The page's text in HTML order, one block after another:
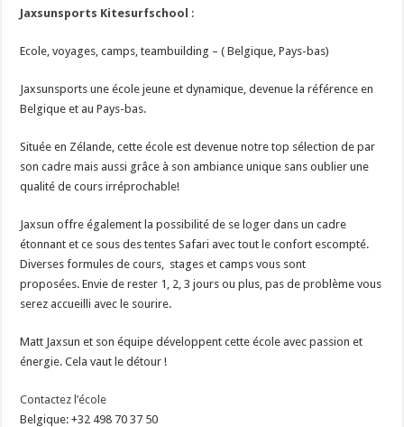
Jaxsunsports Kitesurfschool :
Ecole, voyages, camps, teambuilding – ( Belgique, Pays-bas)
Jaxsunsports une école jeune et dynamique, devenue la référence en
Belgique et au Pays-bas.
Située en Zélande, cette école est devenue notre top sélection de par
son cadre mais aussi grâce à son ambiance unique sans oublier une
qualité de cours irréprochable!
Jaxsun offre également la possibilité de se loger dans un cadre
étonnant et ce sous des tentes Safari avec tout le confort escompté.
Diverses formules de cours, stages et camps vous sont
proposées. Envie de rester 1, 2, 3 jours ou plus, pas de problème vous
serez accueilli avec le sourire.
Matt Jaxsun et son équipe développent cette école avec passion et
énergie. Cela vaut le détour !
Contactez l’école
Belgique: +32 498 70 37 50